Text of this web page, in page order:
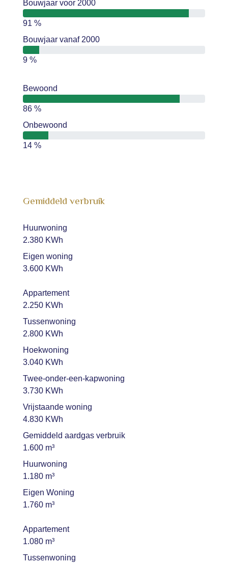
Bouwjaar voor 2000
91 %
Bouwjaar vanaf 2000
9 %
Bewoond
86 %
Onbewoond
14 %
Gemiddeld verbruik
Huurwoning
2.380 KWh
Eigen woning
3.600 KWh
Appartement
2.250 KWh
Tussenwoning
2.800 KWh
Hoekwoning
3.040 KWh
Twee-onder-een-kapwoning
3.730 KWh
Vrijstaande woning
4.830 KWh
Gemiddeld aardgas verbruik
1.600 m³
Huurwoning
1.180 m³
Eigen Woning
1.760 m³
Appartement
1.080 m³
Tussenwoning